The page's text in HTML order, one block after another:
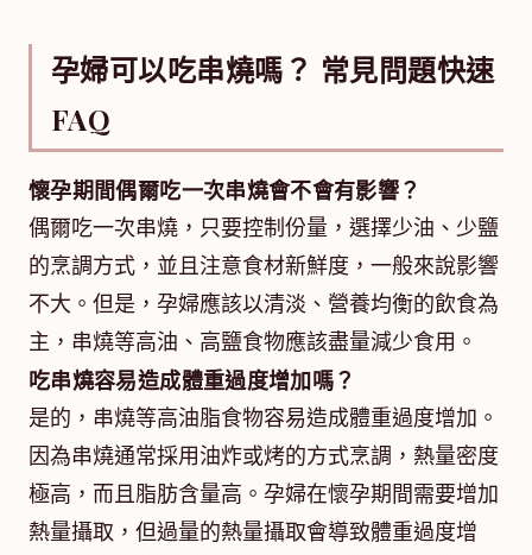
孕婦可以吃串燒嗎？ 常見問題快速
FAQ
懷孕期間偶爾吃一次串燒會不會有影響？
偶爾吃一次串燒，只要控制份量，選擇少油、少鹽
的烹調方式，並且注意食材新鮮度，一般來說影響
不大。但是，孕婦應該以清淡、營養均衡的飲食為
主，串燒等高油、高鹽食物應該盡量減少食用。
吃串燒容易造成體重過度增加嗎？
是的，串燒等高油脂食物容易造成體重過度增加。
因為串燒通常採用油炸或烤的方式烹調，熱量密度
極高，而且脂肪含量高。孕婦在懷孕期間需要增加
熱量攝取，但過量的熱量攝取會導致體重過度增